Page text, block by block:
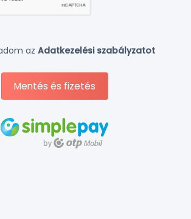
az Adatkezelési szabályzatot
Mentés és fizetés